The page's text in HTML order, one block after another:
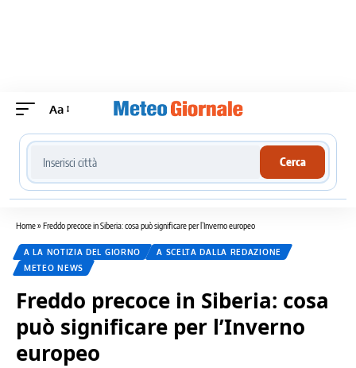
Aa
Cerca località meteo
Cerca
Home» Freddo precoce in Siberia: cosa può significare per l’Inverno europeo
A LA NOTIZIA DEL GIORNO
A SCELTA DALLA REDAZIONE
METEO NEWS
Freddo precoce in Siberia: cosa
può significare per l’Inverno
europeo